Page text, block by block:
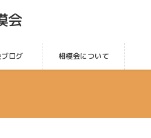
会
ログ 相模会について